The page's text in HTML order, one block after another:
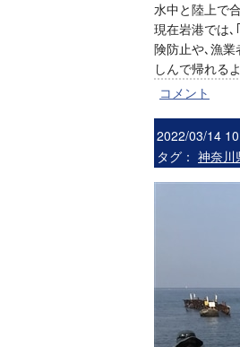
水中と陸上で
現在岩港では
険防止や､漁
しんで帰れる
コメント
2022/03/14
タグ： 神奈川